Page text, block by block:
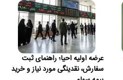
عرضه اولیه احیا؛ راهنمای ثبت
سفارش، نقدینگی مورد نیاز و خرید